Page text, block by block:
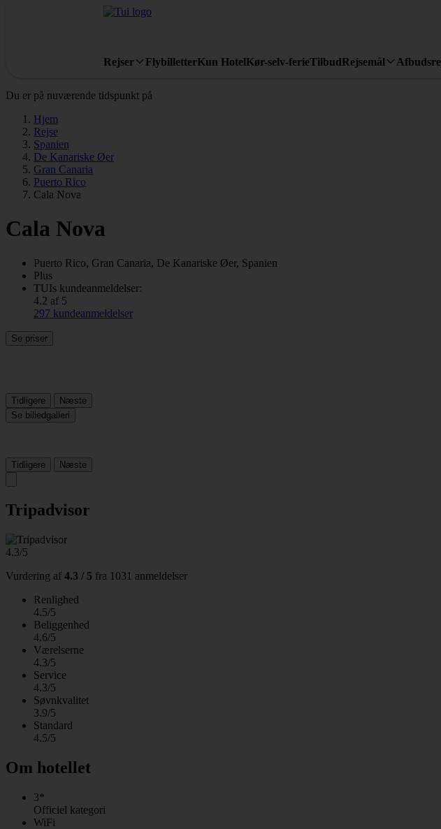
Rejser FlybilletterKun HotelKør-selv-ferieTilbudRejsemål
Du er på nuværende tidspunkt på
Hjem
Rejse
Spanien
De Kanariske Øer
Gran Canaria
Puerto Rico
Cala Nova
Cala Nova
Puerto Rico, Gran Canaria, De Kanariske Øer, Spanien
Plus
TUIs kundeanmeldelser:
4.2 af 5
297 kundeanmeldelser
Se priser
Tidligere
Næste
Se billedgalleri
Tidligere Næste
Tripadvisor
4.3/5
Vurdering af 4.3 / 5 fra 1031 anmeldelser
Renlighed
4.5/5
Beliggenhed
4.6/5
Værelserne
4.3/5
Service
4.3/5
Søvnkvalitet
3.9/5
Standard
4.5/5
Om hotellet
3*
Officiel kategori
WiFi